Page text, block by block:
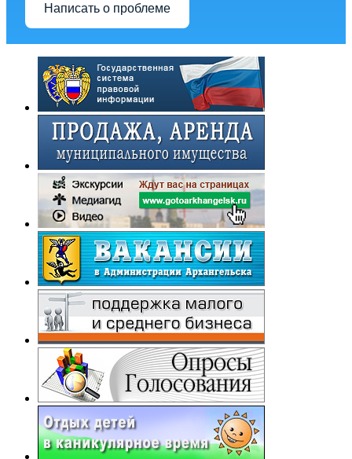
Написать о проблеме